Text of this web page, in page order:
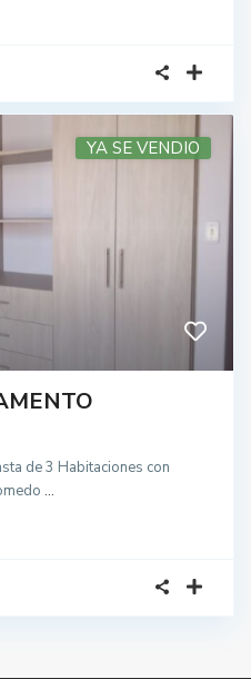
YA SE VENDIO
de 3 Habitaciones con
...